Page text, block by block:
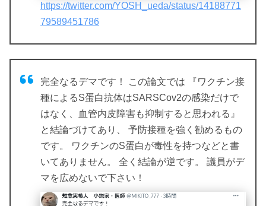
https://twitter.com/YOSH_ueda/status/14188771
79589451786
完全なるデマです！ この論文では 『ワクチン接
種によるS蛋白抗体はSARSCov2の感染だけで
はなく、血管内皮障害も抑制すると思われる』
と結論づけてあり、 予防接種を強く勧めるもの
です。 ワクチンのS蛋白が毒性を持つなどと書
いてありません。 全く結論が逆です。 議員がデ
マを広めないで下さい！